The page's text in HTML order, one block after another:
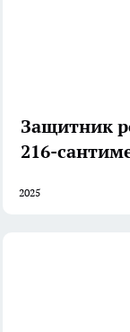
Защитник
216-
2025